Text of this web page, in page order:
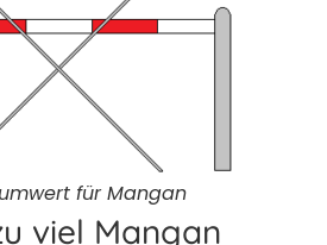
für Mangan
viel Mangan